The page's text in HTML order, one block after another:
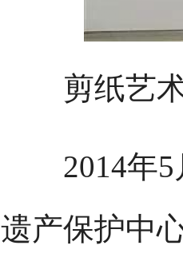
剪纸艺术
2014年5
遗产保护中